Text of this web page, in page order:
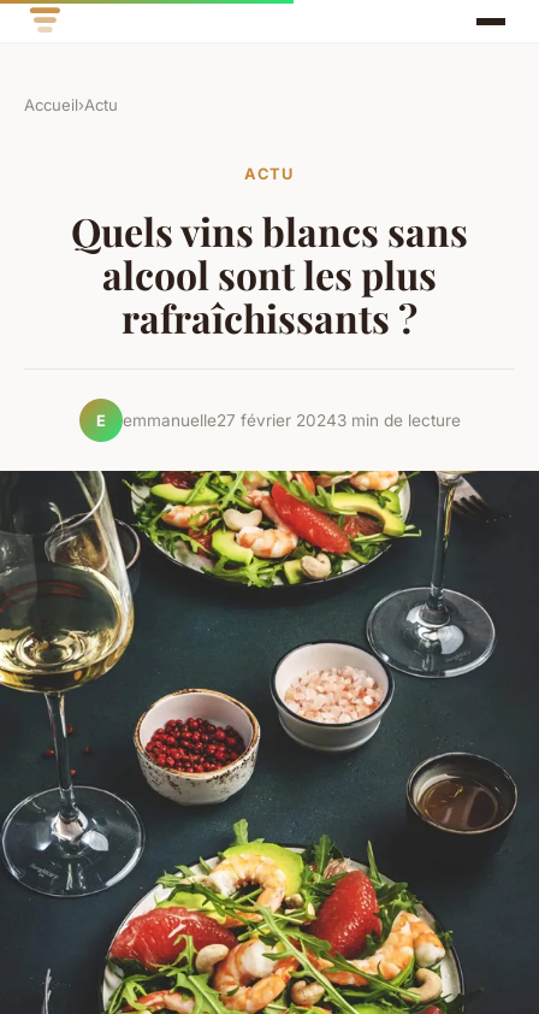
Accueil›Actu
ACTU
Quels vins blancs sans
alcool sont les plus
rafraîchissants ?
E emmanuelle27 février 20243 min de lecture